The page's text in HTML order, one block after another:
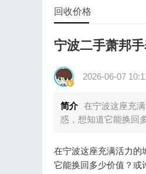
回收价格
宁波二手萧邦
2026-06-07
简介 在宁波这座充
惑，想知道它能换回
在宁波这座充满活力的
它能换回多少价值？或